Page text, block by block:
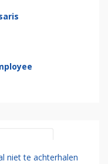
niet te achterhalen